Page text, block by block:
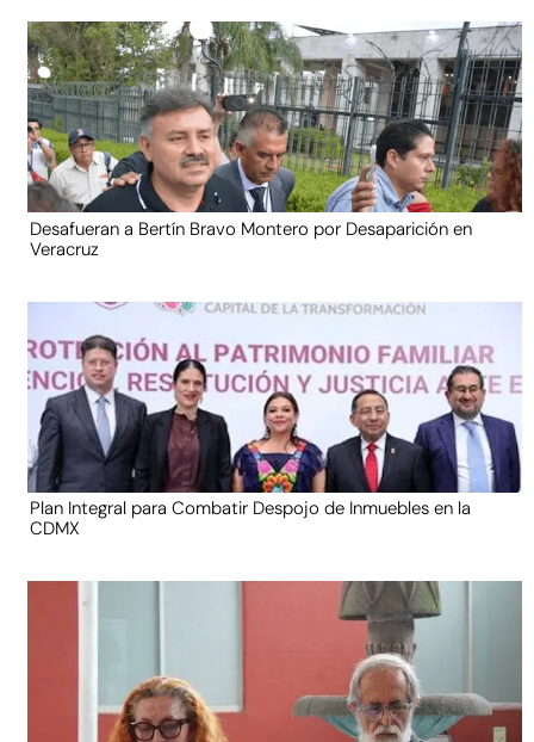
Desafueran a Bertín Bravo Montero por Desaparición en
Veracruz
Plan Integral para Combatir Despojo de Inmuebles en la
CDMX